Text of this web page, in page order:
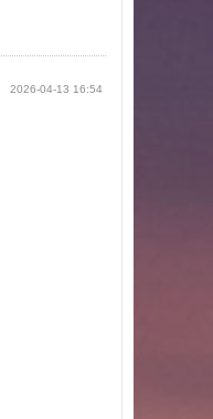
2026-04-13 16:54